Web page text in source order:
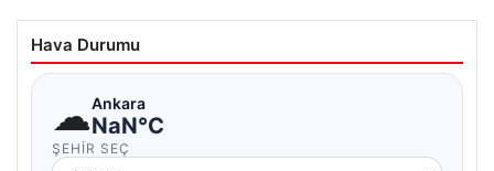
Hava Durumu
☁Ankara
NaN°C
ŞEHIR SEÇ